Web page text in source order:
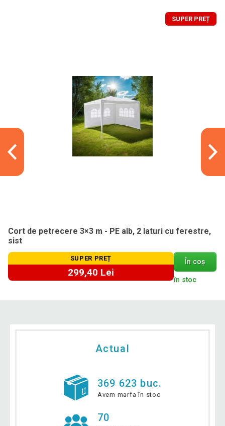
SUPER PREȚ
Cort de petrecere 3×3 m - PE alb, 2 laturi cu ferestre,
sist
SUPER PREȚ
299,40 Lei
În coș
în stoc
Actual
369 623 buc.
Avem marfa în stoc
70